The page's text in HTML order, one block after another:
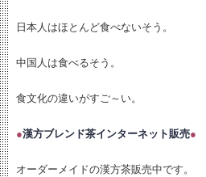
日本人はほとんど食べないそう。
中国人は食べるそう。
食文化の違いがすご～い。
●漢方ブレンド茶インターネット販売●
オーダーメイドの漢方茶販売中です。